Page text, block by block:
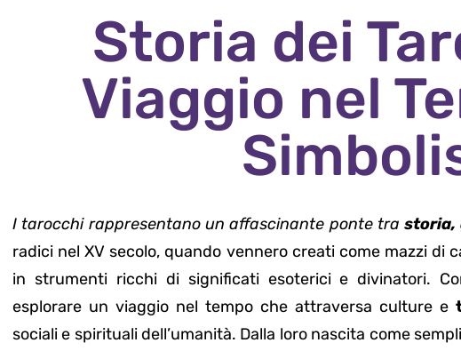
Storia dei
Viaggio nel
I tarocchi rappresentano un affascinante ponte trastoria,
radici nel XV secolo, quando vennero creati come mazzi di
in strumenti ricchi di significati esoterici e divinatori.
esplorare un viaggio nel tempo che attraversa culture e
sociali e spirituali dell’umanità. Dalla loro nascita come